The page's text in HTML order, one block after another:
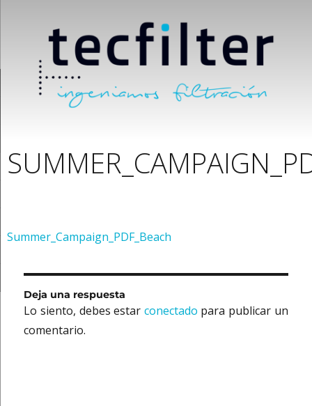
Summer_Campaign_PDF_Beach
Deja una respuesta
Lo siento, debes estar conectado para publicar un
comentario.